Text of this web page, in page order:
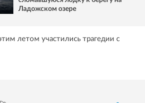
Ладожском озере
летом участились трагедии с